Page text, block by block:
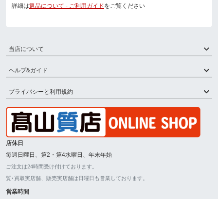
詳細は返品について - ご利用ガイドをご覧ください
当店について
ヘルプ&ガイド
プライバシーと利用規約
店休日
毎週日曜日、第2・第4水曜日、年末年始
ご注文は24時間受け付けております。
質･買取実店舗、販売実店舗は日曜日も営業しております。
営業時間